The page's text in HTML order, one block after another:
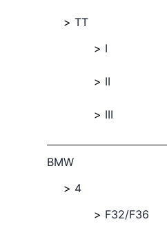
TT
I
II
III
BMW
4
F32/F36